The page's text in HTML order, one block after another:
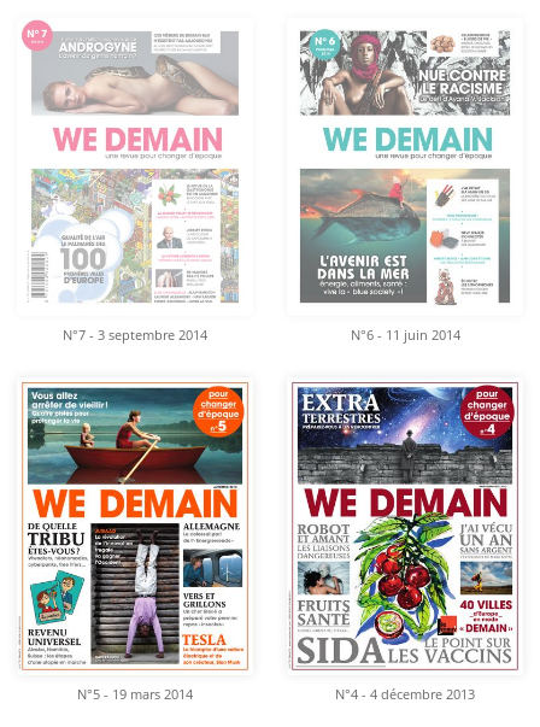
N°7 - 3 septembre 2014 N°6 - 11 juin 2014
N°5 - 19 mars 2014 N°4 - 4 décembre 2013